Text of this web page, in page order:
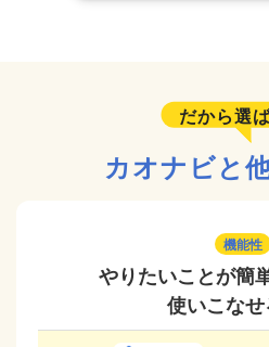
だから選
カオナビと
機能性
やりたいことが簡
使いこなせ